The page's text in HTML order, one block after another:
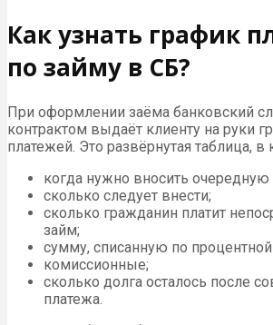
Как узнать график
по займу в СБ?
При оформлении заёма банковский
контрактом выдаёт клиенту на руки
платежей. Это развёрнутая таблица, в
когда нужно вносить
сколько следует внести;
сколько гражданин платит
займ;
сумму, списанную по процентной
комиссионные;
сколько долга осталось после
платежа.